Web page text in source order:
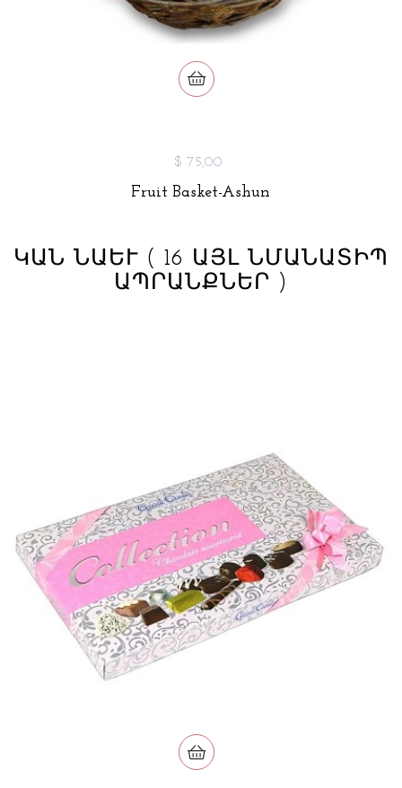
$ 75,00
Fruit Basket-Ashun
ԿԱՆ ՆԱԵՒ ( 16 ԱՅԼ ՆՄԱՆԱՏԻՊ
ԱՊՐԱՆՔՆԵՐ )